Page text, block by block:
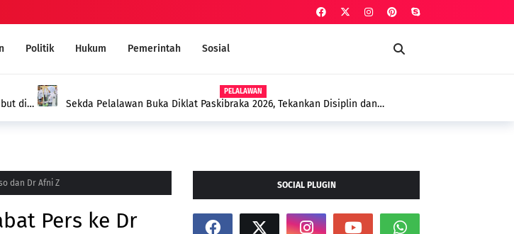
Politik Hukum Pemerintah Sosial
di
PELALAWAN
Sekda Pelalawan Buka Diklat Paskibraka 2026, Tekankan Disiplin dan
dan Dr Afni Z
Pers ke Dr
SOCIAL PLUGIN